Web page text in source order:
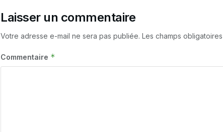
Laisser un commentaire
Votre adresse e-mail ne sera pas publiée. Les champs
Commentaire *